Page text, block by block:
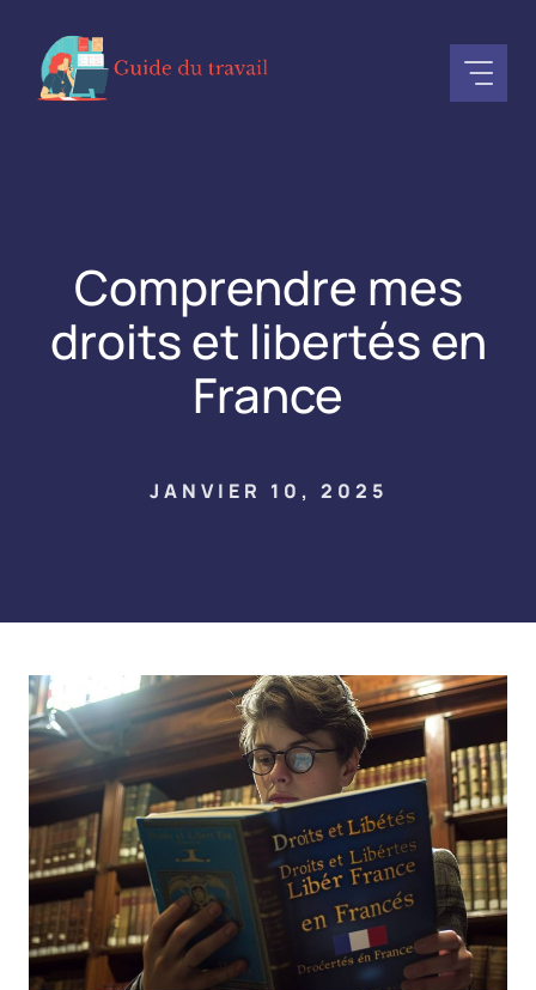
contenu
Comprendre mes
droits et libertés en
France
JANVIER 10, 2025